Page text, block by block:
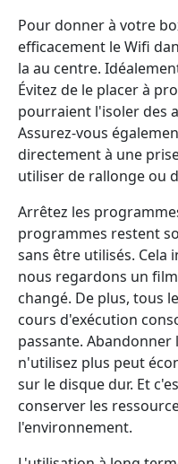
Pour donner à votre
efficacement le Wifi
la au centre.
Évitez de le placer à
pourraient l'isoler des
Assurez-vous
directement à une
utiliser de rallonge ou
Arrêtez les
programmes restent
sans être utilisés. Cela
nous regardons un
changé. De plus, tous
cours d'exécution
passante.
n'utilisez plus peut
sur le disque dur. Et
conserver les
l'environnement.